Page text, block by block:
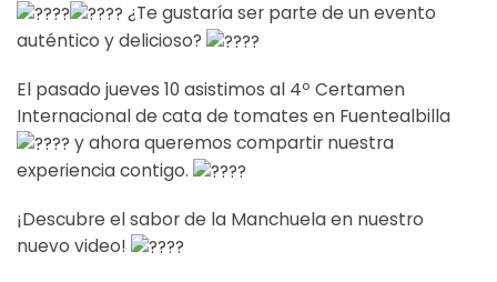
¿Te gustaría ser parte de un evento
auténtico y delicioso?
El pasado jueves 10 asistimos al 4º Certamen
Internacional de cata de tomates en Fuentealbilla
y ahora queremos compartir nuestra
experiencia contigo.
¡Descubre el sabor de la Manchuela en nuestro
nuevo video!